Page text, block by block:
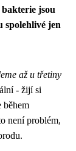
jsou
spolehlivé jen
až u třetiny
- žijí si
během
není problém,